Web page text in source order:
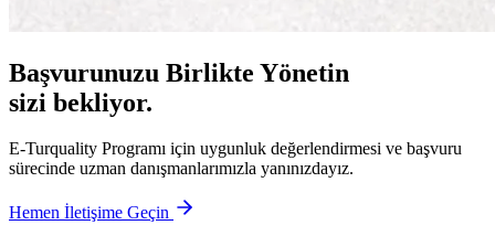
Başvurunuzu Birlikte Yönetin
sizi bekliyor.
E-Turquality Programı için uygunluk değerlendirmesi ve başvuru
sürecinde uzman danışmanlarımızla yanınızdayız.
Hemen İletişime Geçin